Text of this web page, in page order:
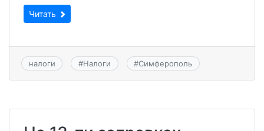
Читать
налоги #Налоги #Симферополь